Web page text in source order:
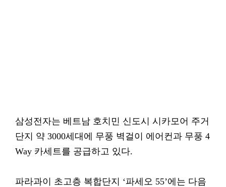
삼성전자는 베트남 호치민 신도시 시카모어 주거
단지 약 3000세대에 무풍 벽걸이 에어컨과 무풍 4
Way 카세트를 공급하고 있다.
파라과이 초고층 복합단지 ‘파세오 55’에는 다음